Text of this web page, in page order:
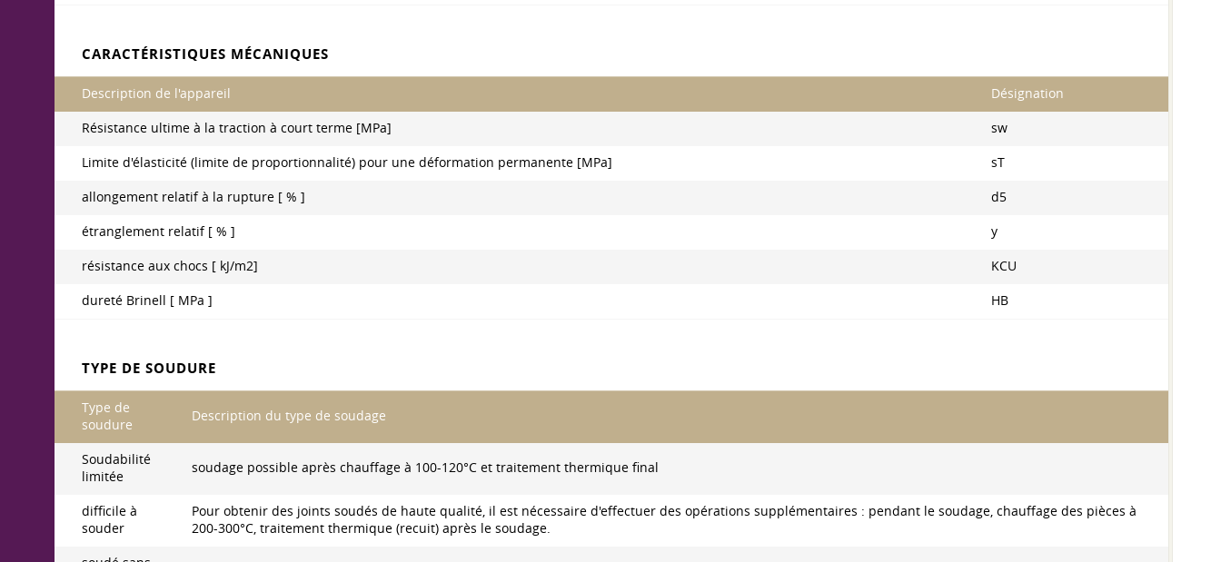
CARACTÉRISTIQUES MÉCANIQUES
Description de l'appareil Désignation
Résistance ultime à la traction à court terme [MPa] ѕw
Limite d'élasticité (limite de proportionnalité) pour une déformation permanente [MPa] sT
allongement relatif à la rupture [ % ] d5
étranglement relatif [ % ] y
résistance aux chocs [ kJ/m2] KCU
dureté Brinell [ MPa ] HB
TYPE DE SOUDURE
Type de
soudure
Description du type de soudage
Soudabilité
limitée
soudage possible après chauffage à 100-120°C et traitement thermique final
difficile à
souder
Pour obtenir des joints soudés de haute qualité, il est nécessaire d'effectuer des opérations supplémentaires : pendant le soudage, chauffage des pièces à
200-300°C, traitement thermique (recuit) après le soudage.